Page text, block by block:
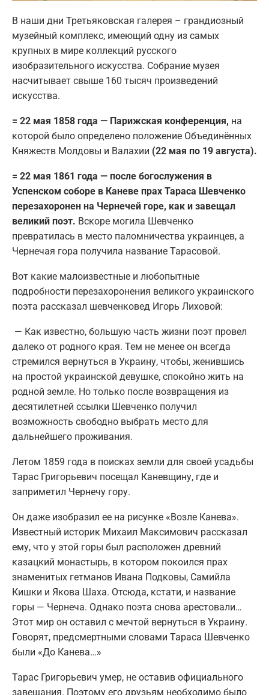
В наши дни Третьяковская галерея – грандиозный
музейный комплекс, имеющий одну из самых
крупных в мире коллекций русского
изобразительного искусства. Собрание музея
насчитывает свыше 160 тысяч произведений
искусства.
= 22 мая 1858 года — Парижская конференция, на
которой было определено положение Объединённых
Княжеств Молдовы и Валахии (22 мая по 19 августа).
= 22 мая 1861 года — после богослужения в
Успенском соборе в Каневе прах Тараса Шевченко
перезахоронен на Чернечей горе, как и завещал
великий поэт. Вскоре могила Шевченко
превратилась в место паломничества украинцев, а
Чернечая гора получила название Тарасовой.
Вот какие малоизвестные и любопытные
подробности перезахоронения великого украинского
поэта рассказал шевченковед Игорь Лиховой:
— Как известно, большую часть жизни поэт провел
далеко от родного края. Тем не менее он всегда
стремился вернуться в Украину, чтобы, женившись
на простой украинской девушке, спокойно жить на
родной земле. Но только после возвращения из
десятилетней ссылки Шевченко получил
возможность свободно выбрать место для
дальнейшего проживания.
Летом 1859 года в поисках земли для своей усадьбы
Тарас Григорьевич посещал Каневщину, где и
заприметил Чернечу гору.
Он даже изобразил ее на рисунке «Возле Канева».
Известный историк Михаил Максимович рассказал
ему, что у этой горы был расположен древний
казацкий монастырь, в котором покоился прах
знаменитых гетманов Ивана Подковы, Самийла
Кишки и Якова Шаха. Отсюда, кстати, и название
горы — Чернеча. Однако поэта снова арестовали…
Этот мир он оставил с мечтой вернуться в Украину.
Говорят, предсмертными словами Тараса Шевченко
были «До Канева…»
Тарас Григорьевич умер, не оставив официального
завещания. Поэтому его друзьям необходимо было